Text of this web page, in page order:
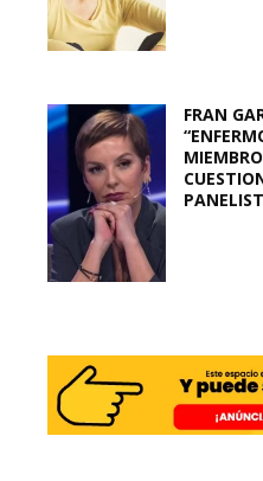
FRAN